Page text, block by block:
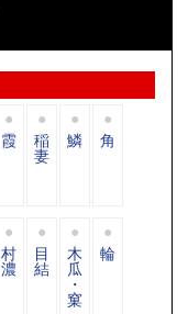
霞 稲
妻
鱗 角
村
濃
目
結
木
瓜
・
窠
輪